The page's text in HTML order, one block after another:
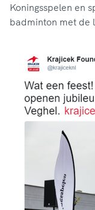
Koningsspelen en
badminton met de